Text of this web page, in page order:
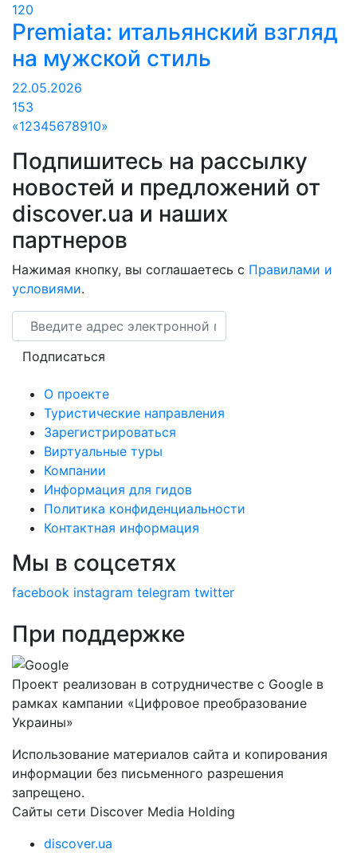
120
Premiata: итальянский взгляд
на мужской стиль
22.05.2026
153
«12345678910»
Подпишитесь на рассылку
новостей и предложений от
discover.ua и наших
партнеров
Нажимая кнопку, вы соглашаетесь с Правилами и
условиями.
Email
Подписаться
О проекте
Туристические направления
Зарегистрироваться
Виртуальные туры
Компании
Информация для гидов
Политика конфиденциальности
Контактная информация
Мы в соцсетях
facebook instagram telegram twitter
При поддержке
Проект реализован в сотрудничестве с Google в
рамках кампании «Цифровое преобразование
Украины»
Использование материалов сайта и копирования
информации без письменного разрешения
запрещено.
Сайты сети Discover Media Holding
discover.ua